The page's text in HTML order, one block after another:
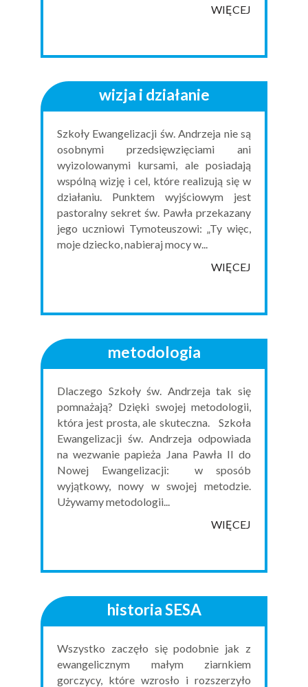
WIĘCEJ
wizja i działanie
Szkoły Ewangelizacji św. Andrzeja nie są
osobnymi przedsięwzięciami ani
wyizolowanymi kursami, ale posiadają
wspólną wizję i cel, które realizują się w
działaniu. Punktem wyjściowym jest
pastoralny sekret św. Pawła przekazany
jego uczniowi Tymoteuszowi: „Ty więc,
moje dziecko, nabieraj mocy w...
WIĘCEJ
metodologia
Dlaczego Szkoły św. Andrzeja tak się
pomnażają? Dzięki swojej metodologii,
która jest prosta, ale skuteczna. Szkoła
Ewangelizacji św. Andrzeja odpowiada
na wezwanie papieża Jana Pawła II do
Nowej Ewangelizacji: w sposób
wyjątkowy, nowy w swojej metodzie.
Używamy metodologii...
WIĘCEJ
historia SESA
Wszystko zaczęło się podobnie jak z
ewangelicznym małym ziarnkiem
gorczycy, które wzrosło i rozszerzyło